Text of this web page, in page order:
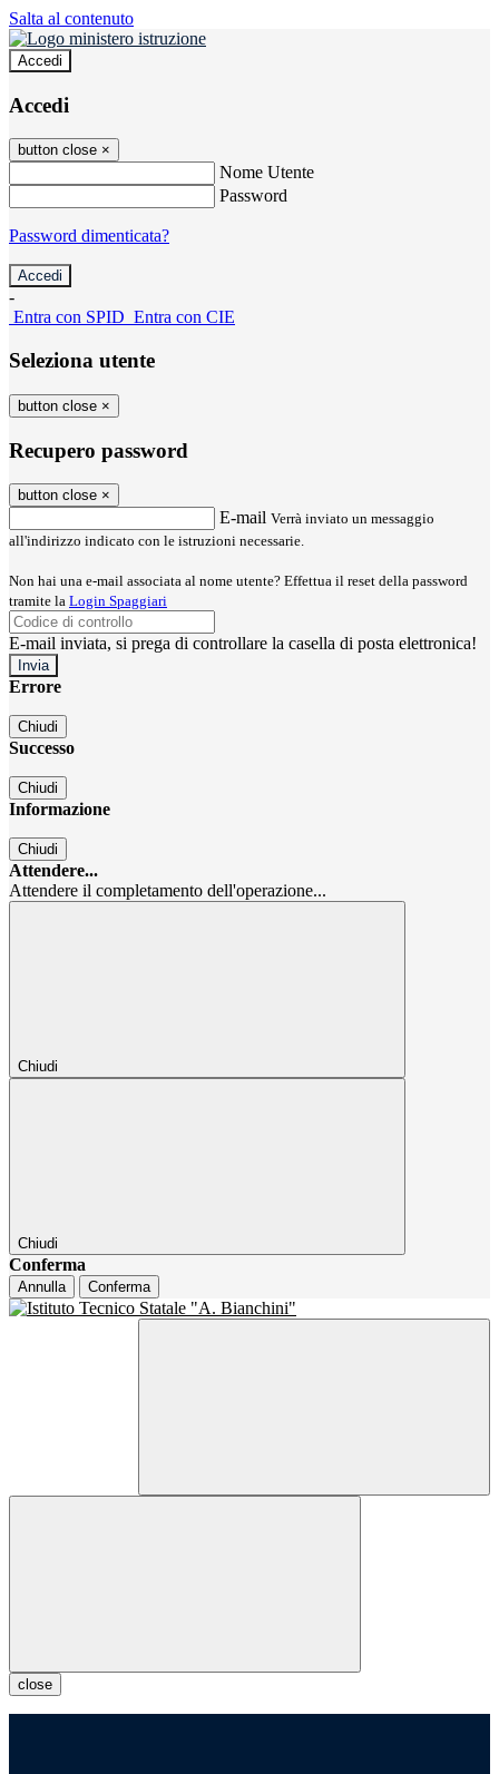
Salta al contenuto
Accedi
Accedi
button close ×
Nome Utente
Password
Password dimenticata?
-
Entra con SPID Entra con CIE
Seleziona utente
button close ×
Recupero password
button close ×
E-mail Verrà inviato un messaggio
all'indirizzo indicato con le istruzioni necessarie.
Non hai una e-mail associata al nome utente? Effettua il reset della password
tramite la Login Spaggiari
E-mail inviata, si prega di controllare la casella di posta elettronica!
Errore
Chiudi
Successo
Chiudi
Informazione
Chiudi
Attendere...
Attendere il completamento dell'operazione...
Chiudi
Chiudi
Conferma
Annulla Conferma
close